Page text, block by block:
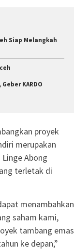
Siap Melangkah
KARDO
proyek
merupakan
Abong
terletak di
menambahkan
saham kami,
tambang emas
ke depan,”